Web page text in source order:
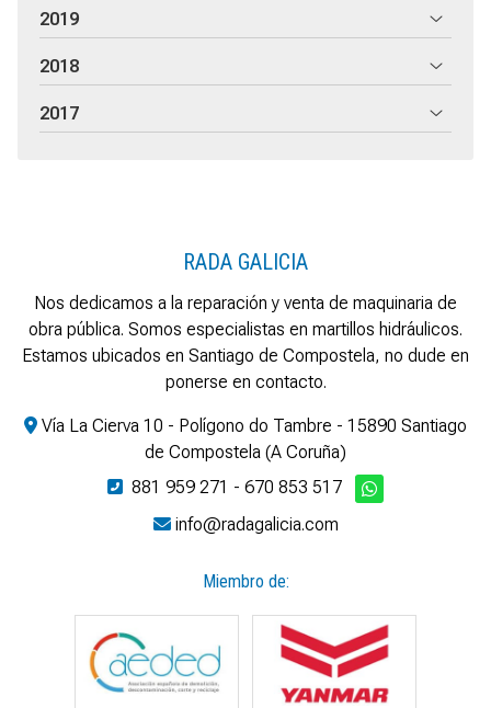
2019
2018
2017
RADA GALICIA
Nos dedicamos a la reparación y venta de maquinaria de
obra pública. Somos especialistas en martillos hidráulicos.
Estamos ubicados en Santiago de Compostela, no dude en
ponerse en contacto.
Vía La Cierva 10 - Polígono do Tambre - 15890 Santiago
de Compostela (A Coruña)
881 959 271 - 670 853 517
info@radagalicia.com
Miembro de: